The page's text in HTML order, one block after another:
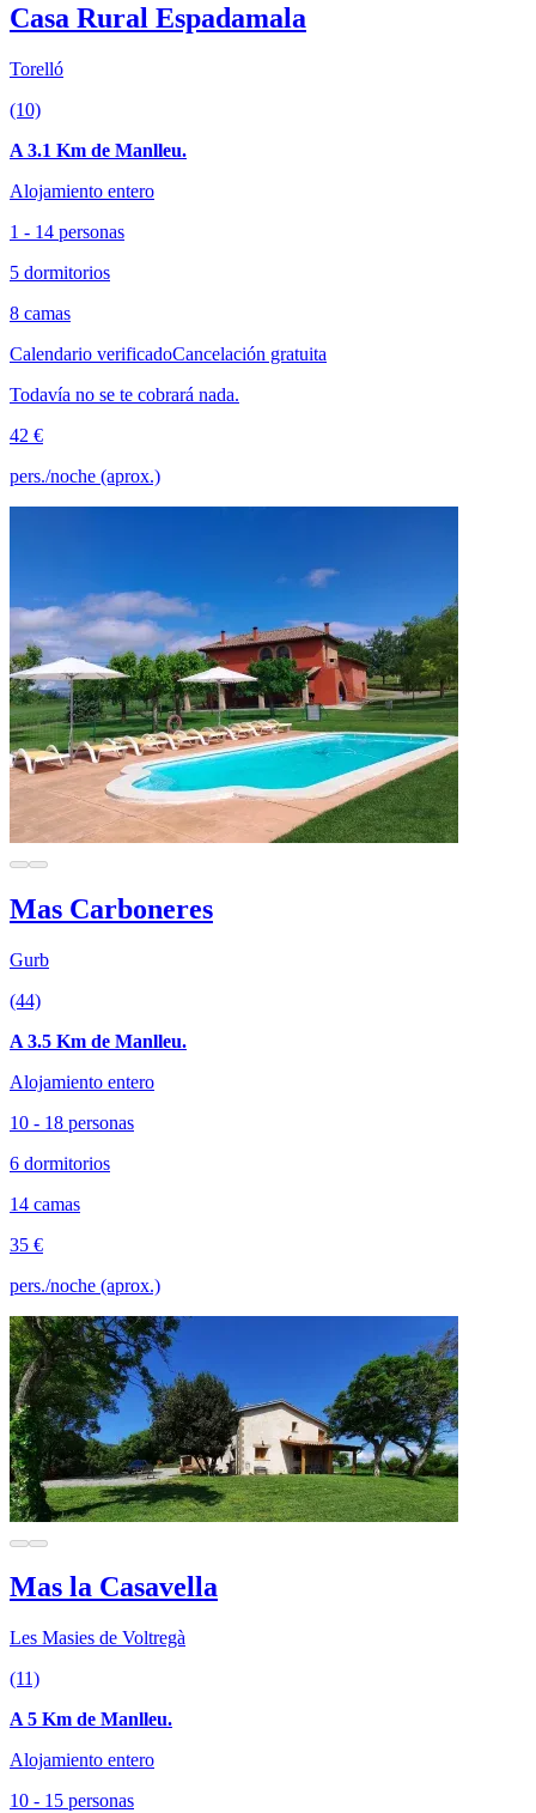
Casa Rural Espadamala
Torelló
(10)
A 3.1 Km de Manlleu.
Alojamiento entero
1 - 14 personas
5 dormitorios
8 camas
Calendario verificadoCancelación gratuita
Todavía no se te cobrará nada.
42 €
pers./noche (aprox.)
Mas Carboneres
Gurb
(44)
A 3.5 Km de Manlleu.
Alojamiento entero
10 - 18 personas
6 dormitorios
14 camas
35 €
pers./noche (aprox.)
Mas la Casavella
Les Masies de Voltregà
(11)
A 5 Km de Manlleu.
Alojamiento entero
10 - 15 personas